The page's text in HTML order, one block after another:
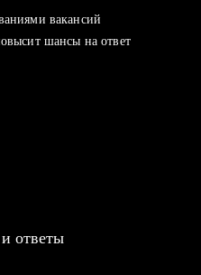
вакансий
шансы на ответ
ответы